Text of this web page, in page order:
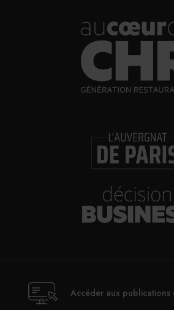
Cocina de Autor Riviera Maya :
Le Chique : Quintana Roo
HA’ : Quintana Roo
Los Danzantes Oaxaca : Oaxaca
Damiana : Baja California et Baja
Conchas de Piedra : Baja California et
Cocina de Autor Los Cabos : Baja
KOLI Cocina de Origen : Nuevo León
Pangea : Nuevo León
Taquería El Califa de León : Mexico City
Sud 777 : Mexico City
Accéder aux publications